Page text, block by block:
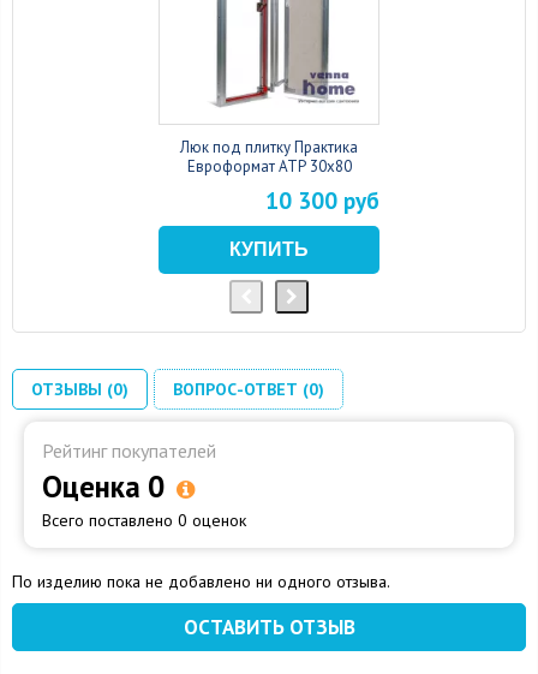
Люк под плитку Практика
Евроформат АТР 30x80
10 300 руб
ОТЗЫВЫ (0) ВОПРОС-ОТВЕТ (0)
Рейтинг покупателей
Оценка 0
Всего поставлено 0 оценок
По изделию пока не добавлено ни одного отзыва.
ОСТАВИТЬ ОТЗЫВ